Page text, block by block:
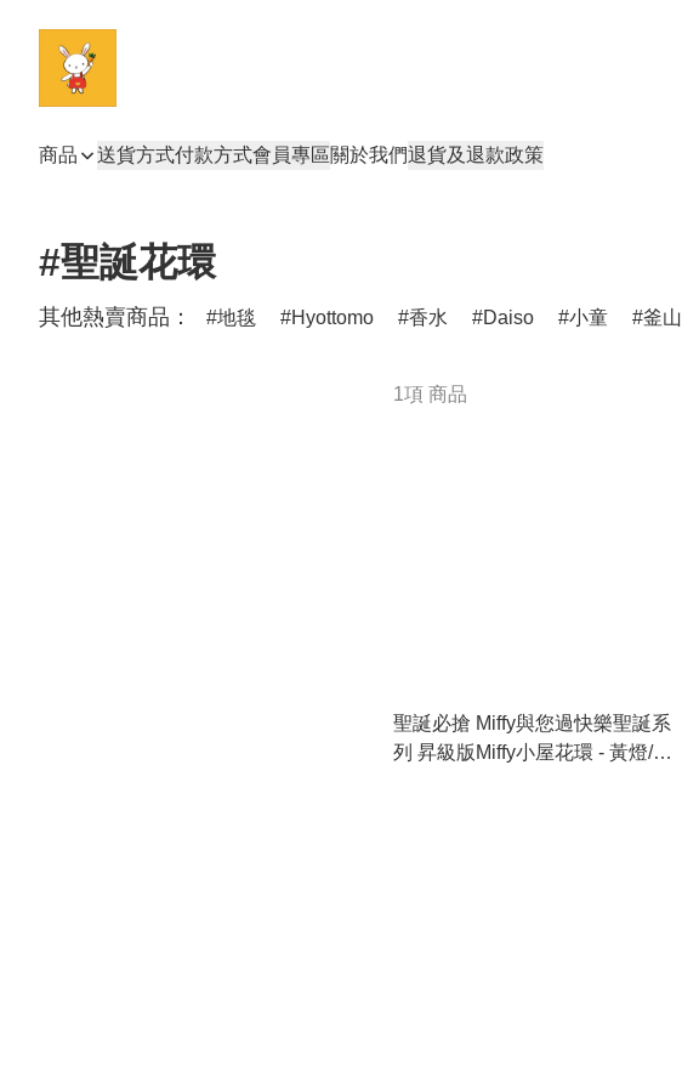
商品 送貨方式付款方式會員專區關於我們退貨及退款政策
#聖誕花環
其他熱賣商品： 地毯 Hyottomo 香水 Daiso 小童 釜山
1項 商品
聖誕必搶 Miffy與您過快樂聖誕系
列 昇級版Miffy小屋花環 - 黃燈/彩